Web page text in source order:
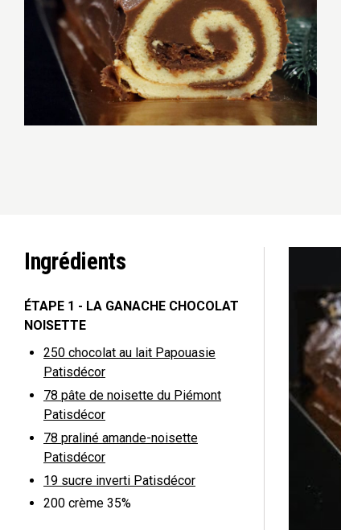
Ingrédients
ÉTAPE 1 - LA GANACHE CHOCOLAT
NOISETTE
250 chocolat au lait Papouasie
Patisdécor
78 pâte de noisette du Piémont
Patisdécor
78 praliné amande-noisette
Patisdécor
19 sucre inverti Patisdécor
200 crème 35%